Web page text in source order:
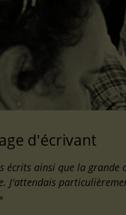
d'écrivant
écrits ainsi que la grande
J'attendais